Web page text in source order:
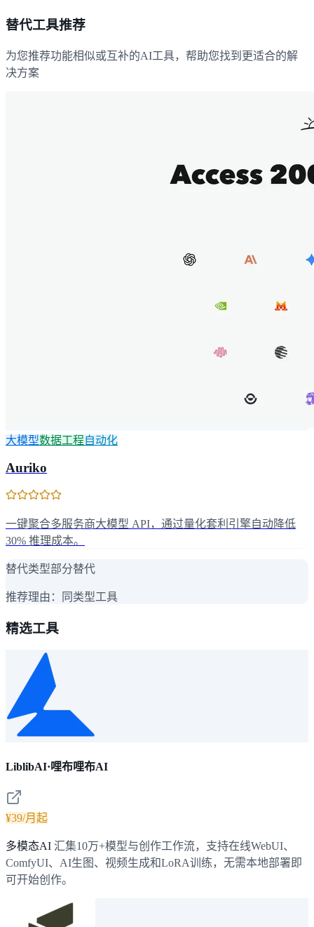
替代工具推荐
为您推荐功能相似或互补的AI工具，帮助您找到更适合的解
决方案
大模型数据工程自动化
Auriko
一键聚合多服务商大模型 API，通过量化套利引擎自动降低
30% 推理成本。
替代类型部分替代
推荐理由： 同类型工具
精选工具
LiblibAI·哩布哩布AI
¥39/月起
多模态AI 汇集10万+模型与创作工作流，支持在线WebUI、
ComfyUI、AI生图、视频生成和LoRA训练，无需本地部署即
可开始创作。